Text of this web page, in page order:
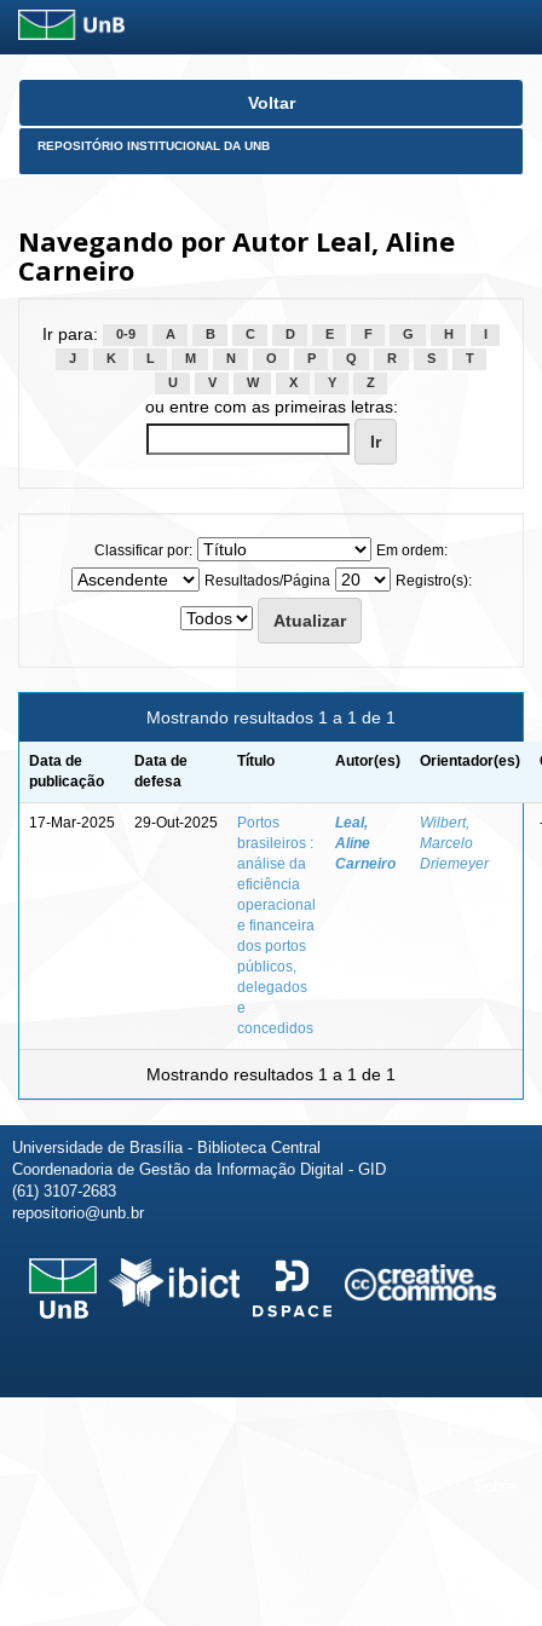
Skip
Voltar
REPOSITÓRIO INSTITUCIONAL DA UNB
Navegando por Autor Leal, Aline
Carneiro
Ir para: 0-9 A B C D E F G H
J
K L M N O P Q R S
T
U
V W X Y Z
ou entre com as primeiras letras:
Classificar por:
Em ordem:
Resultados/Página
Registro(s):
Mostrando resultados 1 a 1 de 1
Data de
publicação
Data de
defesa
Título Autor(es) Orientador(es)
17-Mar-2025 29-Out-2025
Portos
brasileiros :
análise da
eficiência
operacional
e financeira
dos portos
públicos,
delegados
e
concedidos
Leal,
Aline
Carneiro
Wilbert,
Marcelo
Driemeyer
Mostrando resultados 1 a 1 de 1
Universidade de Brasília - Biblioteca Central
Coordenadoria de Gestão da Informação Digital - GID
(61) 3107-2683
repositorio@unb.br